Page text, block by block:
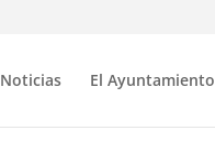
Noticias El Ayuntamiento